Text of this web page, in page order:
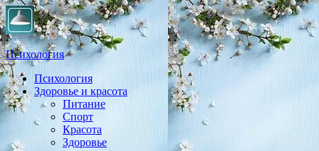
Психология
Практическая психология, личностный рост, экология,
здоровье, воспитание,
Психология
Здоровье и красота
Питание
Спорт
Красота
Здоровье